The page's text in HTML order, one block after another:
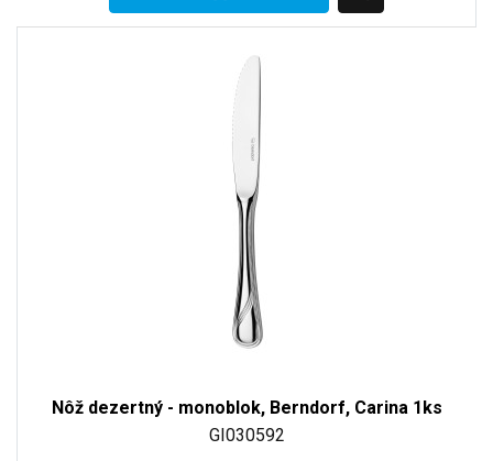
Nôž dezertný - monoblok, Berndorf, Carina 1ks
GI030592